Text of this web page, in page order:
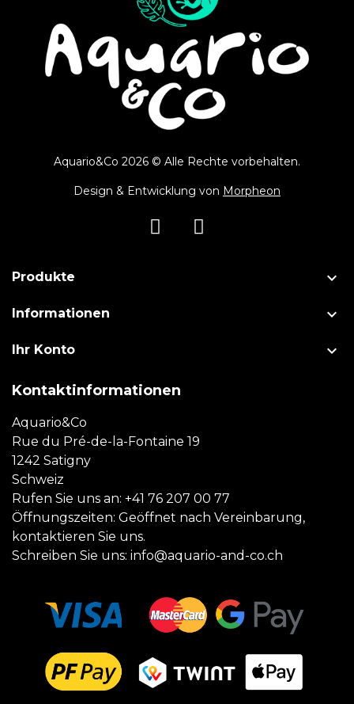
Aquario&Co 2026 © Alle Rechte vorbehalten.
Design & Entwicklung von Morpheon
Produkte 
Informationen 
Ihr Konto 
Kontaktinformationen
Aquario&Co
Rue du Pré-de-la-Fontaine 19
1242 Satigny
Schweiz
Rufen Sie uns an: +41 76 207 00 77
Öffnungszeiten: Geöffnet nach Vereinbarung,
kontaktieren Sie uns.
Schreiben Sie uns: info@aquario-and-co.ch